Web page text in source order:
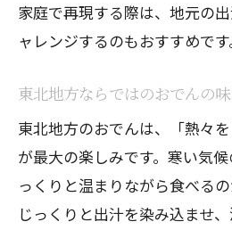
家庭で再現する際は、地元の
ャレンジするのもおすすめです
東北地方ならではのおでんの
東北地方のおでんは、「熱々
が最大の楽しみです。寒い気
っくりと温まりながら食べる
じっくりと出汁を染み込ませ